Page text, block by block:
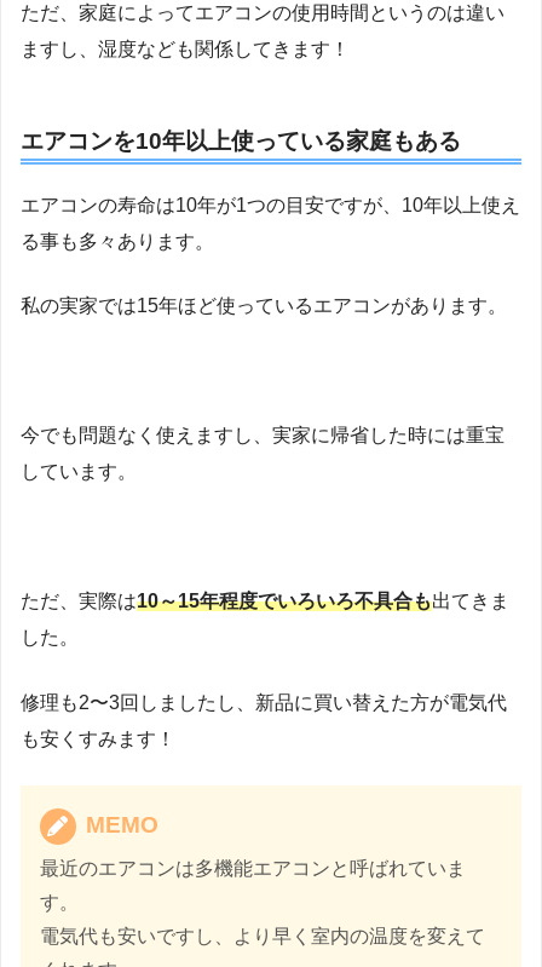
ただ、家庭によってエアコンの使用時間というのは違い
ますし、湿度なども関係してきます！
エアコンを10年以上使っている家庭もある
エアコンの寿命は10年が1つの目安ですが、10年以上使え
る事も多々あります。
私の実家では15年ほど使っているエアコンがあります。
今でも問題なく使えますし、実家に帰省した時には重宝
しています。
ただ、実際は10～15年程度でいろいろ不具合も出てきま
した。
修理も2〜3回しましたし、新品に買い替えた方が電気代
も安くすみます！
MEMO
最近のエアコンは多機能エアコンと呼ばれていま
す。
電気代も安いですし、より早く室内の温度を変えて